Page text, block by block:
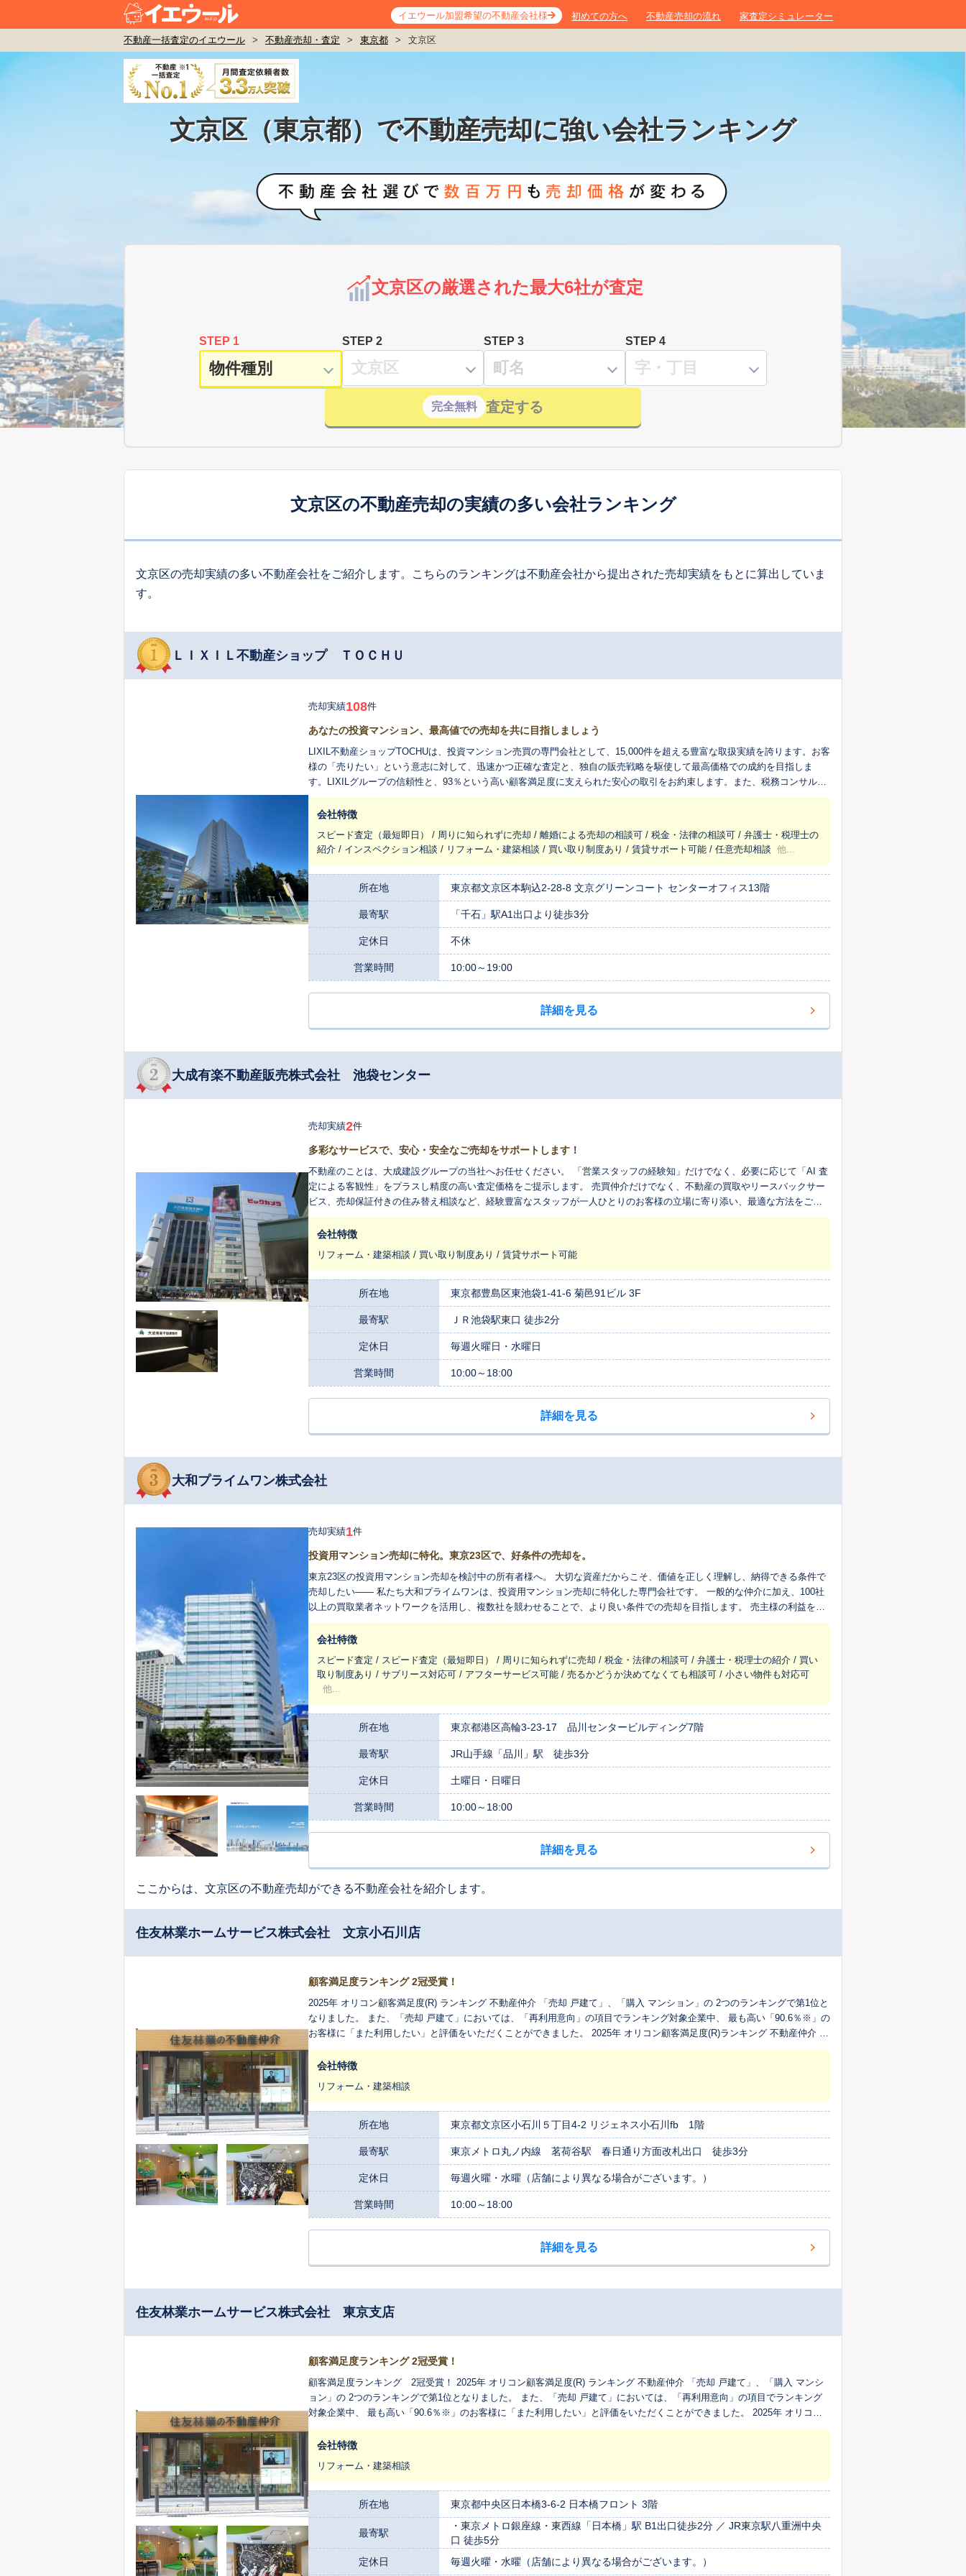
イエウール加盟希望の不動産会社様 初めての方へ 不動産売却の流れ 家査定シミュレーター
不動産一括査定のイエウール > 不動産売却・査定 > 東京都 > 文京区
文京区（東京都）で不動産売却に強い会社ランキング
文京区の厳選された最大6社が査定
STEP 1 STEP 2 STEP 3 STEP 4
完全無料 査定する
文京区の不動産売却の実績の多い会社ランキング
文京区の売却実績の多い不動産会社をご紹介します。こちらのランキングは不動産会社から提出された売却実績をもとに算出していま
す。
ＬＩＸＩＬ不動産ショップ ＴＯＣＨＵ
売却実績108件
あなたの投資マンション、最高値での売却を共に目指しましょう
LIXIL不動産ショップTOCHUは、投資マンション売買の専門会社として、15,000件を超える豊富な取扱実績を誇ります。お客
様の「売りたい」という意志に対して、迅速かつ正確な査定と、独自の販売戦略を駆使して最高価格での成約を目指しま
す。LIXILグループの信頼性と、93％という高い顧客満足度に支えられた安心の取引をお約束します。また、税務コンサルテ
ィングやFPによる収支シミュレーションを通じて、取引のサポートも万全です。「TOCHUでの売却を選んでよかった」とお
客様に心から感じていただけるよう営業いたします。
会社特徴
スピード査定（最短即日） / 周りに知られずに売却 / 離婚による売却の相談可 / 税金・法律の相談可 / 弁護士・税理士の
紹介 / インスペクション相談 / リフォーム・建築相談 / 買い取り制度あり / 賃貸サポート可能 / 任意売却相談 他...
所在地 東京都文京区本駒込2-28-8 文京グリーンコート センターオフィス13階
最寄駅 「千石」駅A1出口より徒歩3分
定休日 不休
営業時間 10:00～19:00
詳細を見る
大成有楽不動産販売株式会社 池袋センター
売却実績2件
多彩なサービスで、安心・安全なご売却をサポートします！
不動産のことは、大成建設グループの当社へお任せください。 「営業スタッフの経験知」だけでなく、必要に応じて「AI 査
定による客観性」をプラスし精度の高い査定価格をご提示します。 売買仲介だけでなく、不動産の買取やリースバックサー
ビス、売却保証付きの住み替え相談など、経験豊富なスタッフが一人ひとりのお客様の立場に寄り添い、最適な方法をご提
案します。
会社特徴
リフォーム・建築相談 / 買い取り制度あり / 賃貸サポート可能
所在地 東京都豊島区東池袋1-41-6 菊邑91ビル 3F
最寄駅 ＪＲ池袋駅東口 徒歩2分
定休日 毎週火曜日・水曜日
営業時間 10:00～18:00
詳細を見る
大和プライムワン株式会社
売却実績1件
投資用マンション売却に特化。東京23区で、好条件の売却を。
東京23区の投資用マンション売却を検討中の所有者様へ。 大切な資産だからこそ、価値を正しく理解し、納得できる条件で
売却したい—— 私たち大和プライムワンは、投資用マンション売却に特化した専門会社です。 一般的な仲介に加え、100社
以上の買取業者ネットワークを活用し、複数社を競わせることで、より良い条件での売却を目指します。 売主様の利益を最
優先に、無理な営業は行いません。 投資用物件に精通した担当者が、状況に合わせて丁寧にサポート。 オンライン相談・電
子契約にも対応し、忙しい方でも安心して進めていただけます。 まずはお気軽にご相談ください。 東京23区の投資用マンシ
会社特徴
スピード査定 / スピード査定（最短即日） / 周りに知られずに売却 / 税金・法律の相談可 / 弁護士・税理士の紹介 / 買い
取り制度あり / サブリース対応可 / アフターサービス可能 / 売るかどうか決めてなくても相談可 / 小さい物件も対応可
他...
所在地 東京都港区高輪3-23-17 品川センタービルディング7階
最寄駅 JR山手線「品川」駅 徒歩3分
定休日 土曜日・日曜日
営業時間 10:00～18:00
詳細を見る
ここからは、文京区の不動産売却ができる不動産会社を紹介します。
住友林業ホームサービス株式会社 文京小石川店
顧客満足度ランキング 2冠受賞！
2025年 オリコン顧客満足度(R) ランキング 不動産仲介 「売却 戸建て」、「購入 マンション」の 2つのランキングで第1位と
なりました。 また、「売却 戸建て」においては、「再利用意向」の項目でランキング対象企業中、 最も高い「90.6％※」の
お客様に「また利用したい」と評価をいただくことができました。 2025年 オリコン顧客満足度(R)ランキング 不動産仲介 売
却 戸建て 再利用意向90.6％※ ※当調査における「どの程度その企業のサービスを再利用したいか」について 回答者からの
評価を4 段階にまとめ、その結果から算出した割合です。
会社特徴
リフォーム・建築相談
所在地 東京都文京区小石川５丁目4-2 リジェネス小石川fb 1階
最寄駅 東京メトロ丸ノ内線 茗荷谷駅 春日通り方面改札出口 徒歩3分
定休日 毎週火曜・水曜（店舗により異なる場合がございます。）
営業時間 10:00～18:00
詳細を見る
住友林業ホームサービス株式会社 東京支店
顧客満足度ランキング 2冠受賞！
顧客満足度ランキング 2冠受賞！ 2025年 オリコン顧客満足度(R) ランキング 不動産仲介 「売却 戸建て」、「購入 マンシ
ョン」の 2つのランキングで第1位となりました。 また、「売却 戸建て」においては、「再利用意向」の項目でランキング
対象企業中、 最も高い「90.6％※」のお客様に「また利用したい」と評価をいただくことができました。 2025年 オリコン
顧客満足度(R)ランキング 不動産仲介 売却 戸建て 再利用意向90.6％※ ※当調査における「どの程度その企業のサービスを再
利用したいか」について 回答者からの評価を4 段階にまとめ、その結果から算出した割合です。
会社特徴
リフォーム・建築相談
所在地 東京都中央区日本橋3-6-2 日本橋フロント 3階
最寄駅
・東京メトロ銀座線・東西線「日本橋」駅 B1出口徒歩2分 ／ JR東京駅八重洲中央
口 徒歩5分
定休日
毎週火曜・水曜（店舗により異なる場合がございます。）